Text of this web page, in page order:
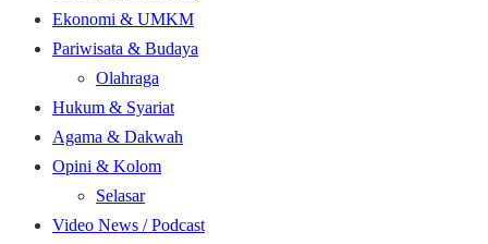
Ekonomi & UMKM
Pariwisata & Budaya
Olahraga
Hukum & Syariat
Agama & Dakwah
Opini & Kolom
Selasar
Video News / Podcast